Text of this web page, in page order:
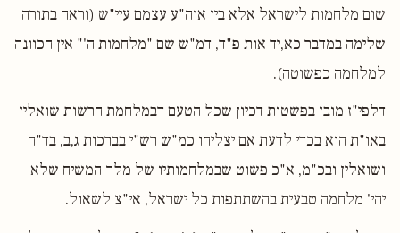
שום מלחמות לישראל אלא בין אוה"ע עצמם עיי"ש (וראה בתורה
שלימה במדבר כא,יד אות פ"ד, דמ"ש שם "מלחמות ה'" אין הכוונה
למלחמה כפשוטה).
דלפי"ז מובן בפשטות דכיון שכל הטעם דבמלחמת הרשות שואלין
באו"ת הוא בכדי לדעת אם יצליחו כמ"ש רש"י בברכות ג,ב, בד"ה
ושואלין ובכ"מ, א"כ פשוט שבמלחמותיו של מלך המשיח שלא
יהי' מלחמה טבעית בהשתתפות כל ישראל, אי"צ לשאול.